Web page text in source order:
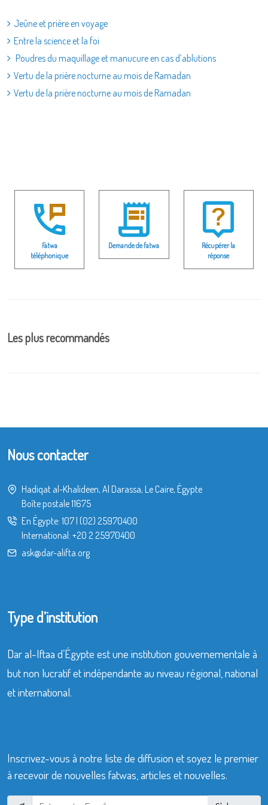
Jeûne et prière en voyage
Entre la science et la foi
Poudres du maquillage et manucure en cas d’ablutions
Vertu de la prière nocturne au mois de Ramadan
Vertu de la prière nocturne au mois de Ramadan
Fatwa
téléphonique
Demande de fatwa
Récupérer la
réponse
Les plus recommandés
Nous contacter
Hadiqat al-Khalideen, Al Darassa, Le Caire, Égypte
Boîte postale 11675
En Égypte: 107| (02) 25970400
International: +20 2 25970400
ask@dar-alifta.org
Type d’institution
Dar al-Iftaa d’Égypte est une institution gouvernementale à
but non lucratif et indépendante au niveau régional, national
et international.
Inscrivez-vous à notre liste de diffusion et soyez le premier
à recevoir de nouvelles fatwas, articles et nouvelles.